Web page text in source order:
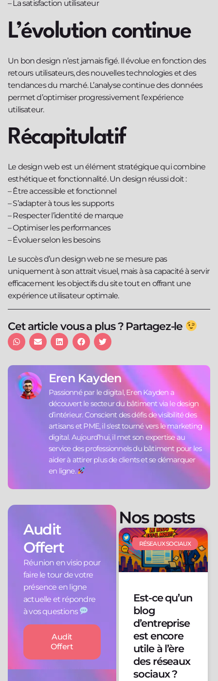
– La satisfaction utilisateur
L’évolution continue
Un bon design n’est jamais figé. Il évolue en fonction des
retours utilisateurs, des nouvelles technologies et des
tendances du marché. L’analyse continue des données
permet d’optimiser progressivement l’expérience
utilisateur.
Récapitulatif
Le design web est un élément stratégique qui combine
esthétique et fonctionnalité. Un design réussi doit :
– Être accessible et fonctionnel
– S’adapter à tous les supports
– Respecter l’identité de marque
– Optimiser les performances
– Évoluer selon les besoins
Le succès d’un design web ne se mesure pas
uniquement à son attrait visuel, mais à sa capacité à servir
efficacement les objectifs du site tout en offrant une
expérience utilisateur optimale.
Cet article vous a plus ? Partagez-le
Eren Kayden
Passionné par le digital, Eren Kayden a
découvert le secteur du bâtiment via le design
d’intérieur. Conscient des défis de visibilité des
artisans et PME, il s'est tourné vers le marketing
digital. Aujourd’hui, il met son expertise au
service des professionnels du bâtiment pour les
aider à attirer plus de clients et se démarquer
en ligne.
Audit
Offert
Réunion en visio pour
faire le tour de votre
présence en ligne
actuelle et répondre
à vos questions
Audit
Offert
Nos posts
RÉSEAUX SOCIAUX
Est-ce qu’un
blog
d’entreprise
est encore
utile à l’ère
des réseaux
sociaux ?